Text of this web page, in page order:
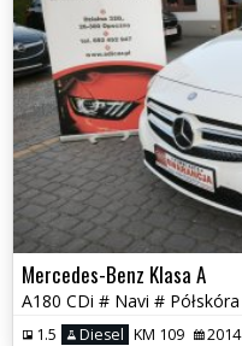
Mercedes-Benz Klasa A
1.5 Diesel KM 109 2014